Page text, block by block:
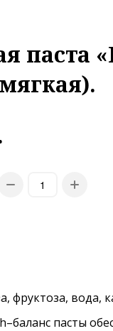
паста
фруктоза, вода,
пасты